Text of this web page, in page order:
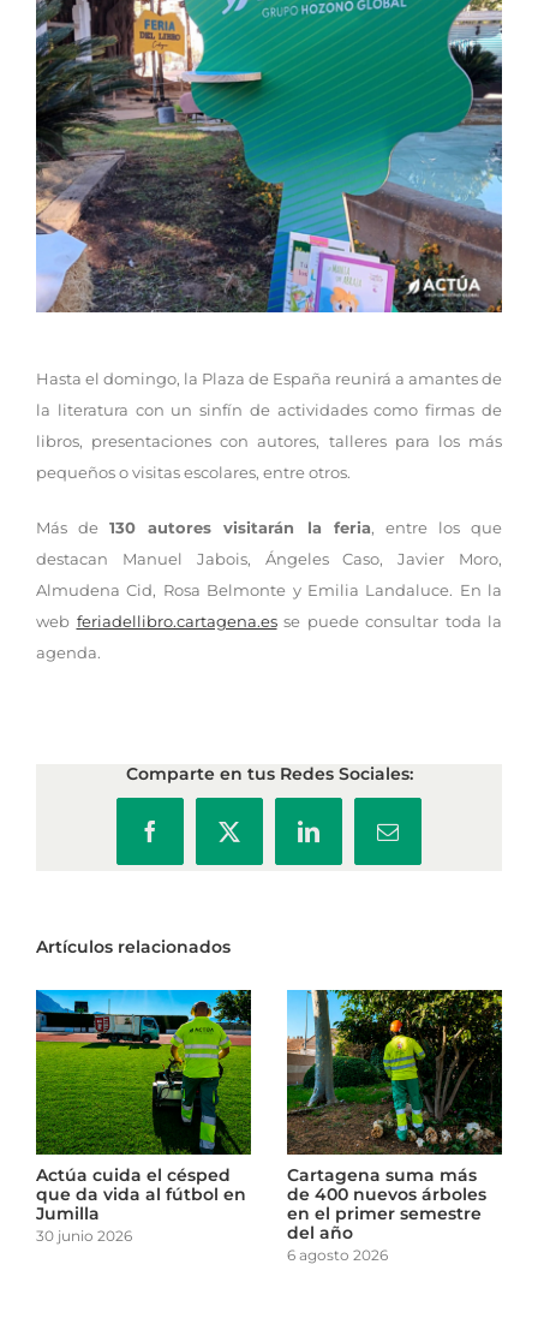
Hasta el domingo, la Plaza de España reunirá a amantes de
la literatura con un sinfín de actividades como firmas de
libros, presentaciones con autores, talleres para los más
pequeños o visitas escolares, entre otros.
Más de130 autores visitarán la feria, entre los que
destacan Manuel Jabois, Ángeles Caso, Javier Moro,
Almudena Cid, Rosa Belmonte y Emilia Landaluce. En la
web feriadellibro.cartagena.esse puede consultar toda la
agenda.
Comparte en tus Redes Sociales:
FacebookX LinkedInCorreo
electrónico
Artículos relacionados
Actúa cuida el césped
que da vida al fútbol en
Jumilla
30 junio 2026
Cartagena suma más
de 400 nuevos árboles
en el primer semestre
del año
6 agosto 2026